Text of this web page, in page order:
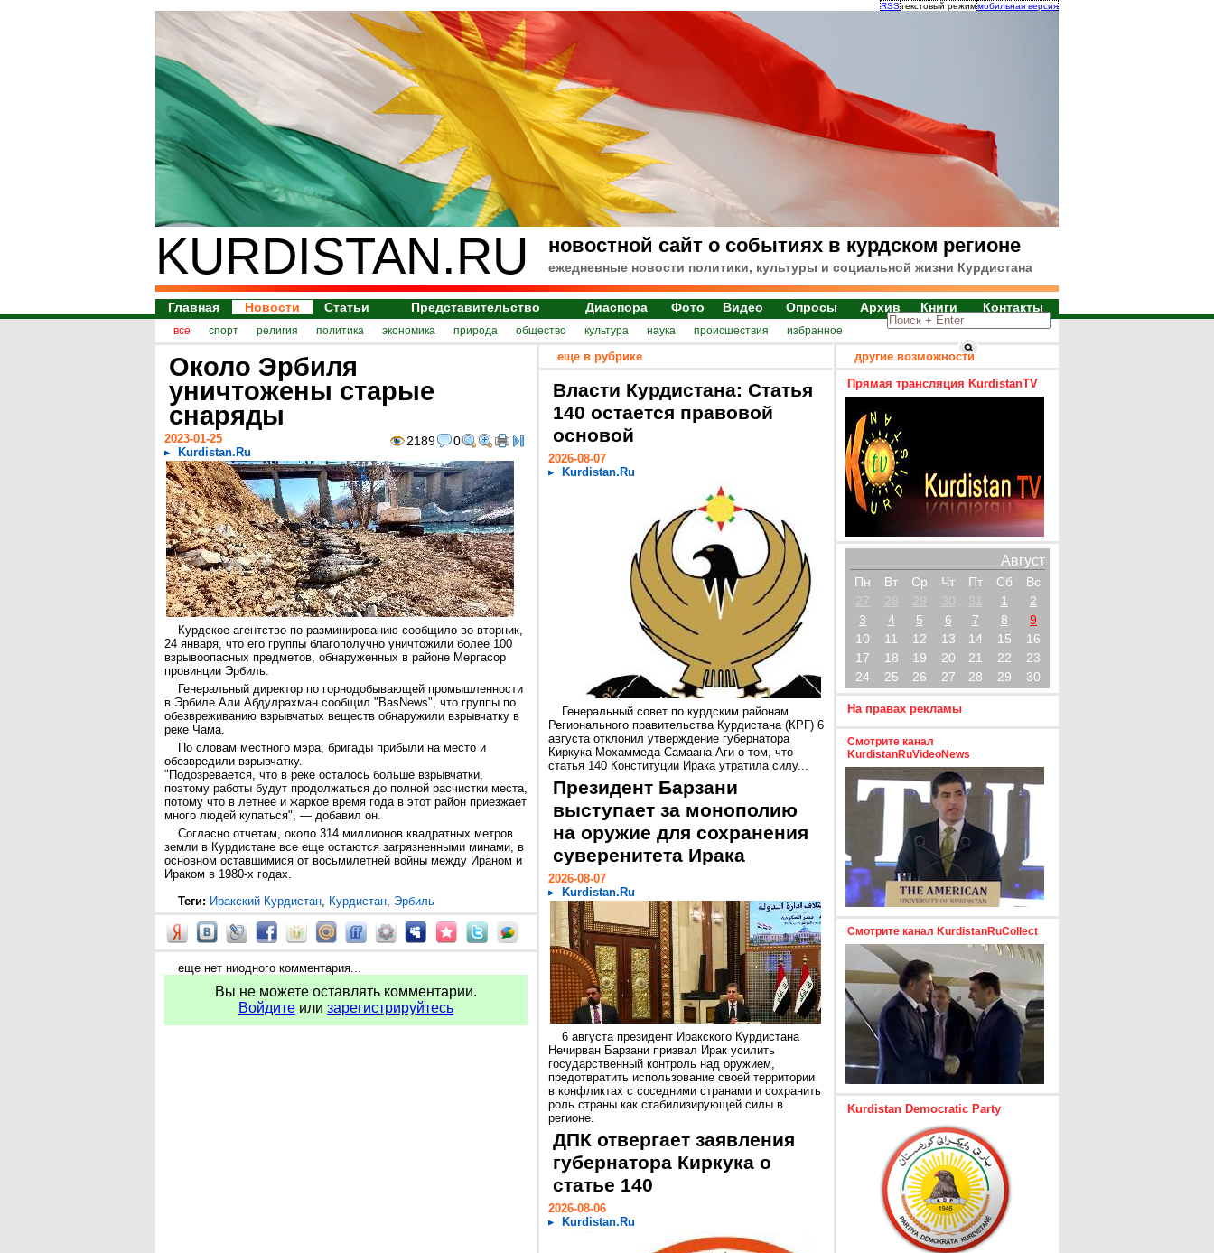
RSSтекстовый режиммобильная версия
KURDISTAN.RU новостной сайт о событиях в курдском регионе
ежедневные новости политики, культуры и социальной жизни Курдистана
Главная Новости Статьи Представительство Диаспора Фото Видео Опросы Архив Книги Контакты
все спорт религия политика экономика природа общество культура наука происшествия избранное
Около Эрбиля
уничтожены старые
снаряды
2189 0
2023-01-25
Kurdistan.Ru
Курдское агентство по разминированию сообщило во вторник,
24 января, что его группы благополучно уничтожили более 100
взрывоопасных предметов, обнаруженных в районе Мергасор
провинции Эрбиль.
Генеральный директор по горнодобывающей промышленности
в Эрбиле Али Абдулрахман сообщил "BasNews", что группы по
обезвреживанию взрывчатых веществ обнаружили взрывчатку в
реке Чама.
По словам местного мэра, бригады прибыли на место и
обезвредили взрывчатку.
"Подозревается, что в реке осталось больше взрывчатки,
поэтому работы будут продолжаться до полной расчистки места,
потому что в летнее и жаркое время года в этот район приезжает
много людей купаться", — добавил он.
Согласно отчетам, около 314 миллионов квадратных метров
земли в Курдистане все еще остаются загрязненными минами, в
основном оставшимися от восьмилетней войны между Ираном и
Ираком в 1980-х годах.
Теги: Иракский Курдистан, Курдистан, Эрбиль
еще нет ниодного комментария...
Вы не можете оставлять комментарии.
Войдите или зарегистрируйтесь
еще в рубрике
Власти Курдистана: Статья
140 остается правовой
основой
2026-08-07
Kurdistan.Ru
Генеральный совет по курдским районам
Регионального правительства Курдистана (КРГ) 6
августа отклонил утверждение губернатора
Киркука Мохаммеда Самаана Аги о том, что
статья 140 Конституции Ирака утратила силу...
Президент Барзани
выступает за монополию
на оружие для сохранения
суверенитета Ирака
2026-08-07
Kurdistan.Ru
6 августа президент Иракского Курдистана
Нечирван Барзани призвал Ирак усилить
государственный контроль над оружием,
предотвратить использование своей территории
в конфликтах с соседними странами и сохранить
роль страны как стабилизирующей силы в
регионе.
ДПК отвергает заявления
губернатора Киркука о
статье 140
2026-08-06
Kurdistan.Ru
другие возможности
Прямая трансляция KurdistanTV
Август
Пн Вт Ср Чт Пт Сб
Вс
27
28 29 30 31 1
2
3
4 5 6 7 8
9
10
11 12 13 14 15
16
17
18 19 20 21 22
23
24
25 26 27 28 29 30
На правах рекламы
Смотрите канал
KurdistanRuVideoNews
Смотрите канал KurdistanRuCollect
Kurdistan Democratic Party